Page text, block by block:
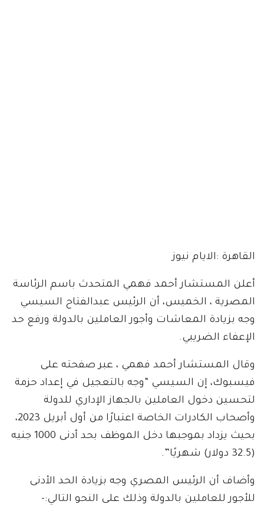
القاهرة :الايام نيوز
أعلن المستشار أحمد فهمي المتحدث باسم الرئاسة
المصرية ، الخميس، أن الرئيس عبدالفتاح السيسي
وجه بزيادة المعاشات وأجور العاملين بالدولة ورفع حد
الإعفاء الضريبي.
وقال المستشار أحمد فهمي ، عبر صفحته على
فيسبوك، إن السيسي “وجه بالتعجيل في إعداد حزمة
لتحسين دخول العاملين بالجهاز الإداري للدولة
وأصحاب الكادرات الخاصة اعتبارًا من أول أبريل 2023،
بحيث يزداد بموجبها دخل الموظف بحد أدنى 1000 جنيه
(32.5 دولار) شهريًا”.
وأضاف أن الرئيس المصري وجه بزيادة الحد الأدنى
للأجور للعاملين بالدولة وذلك على النحو التالي:-